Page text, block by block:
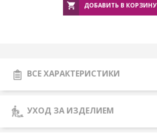
ДОБАВИТЬ В КОРЗИНУ
ВСЕ ХАРАКТЕРИСТИКИ
УХОД ЗА ИЗДЕЛИЕМ